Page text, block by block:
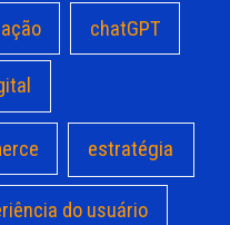
chatGPT
estratégia
do usuário